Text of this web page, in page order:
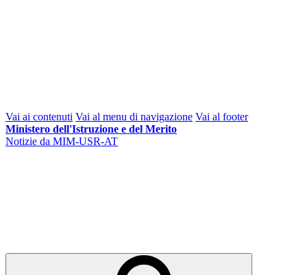
Vai ai contenuti Vai al menu di navigazione Vai al footer
Ministero dell'Istruzione e del Merito
Notizie da MIM-USR-AT